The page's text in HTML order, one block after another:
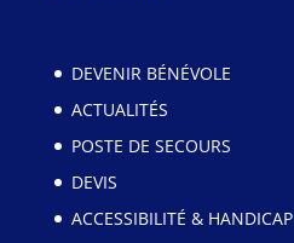
DEVENIR BÉNÉVOLE
ACTUALITÉS
POSTE DE SECOURS
DEVIS
ACCESSIBILITÉ & HANDICAP